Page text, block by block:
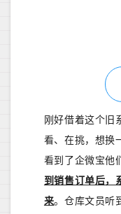
刚好借着这个旧
看、在挑，想换
看到了企微宝他
到销售订单后，
来。仓库文员听